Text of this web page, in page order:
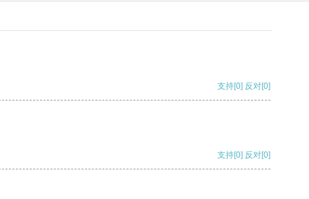
支持[0] 反对[0]
支持[0] 反对[0]